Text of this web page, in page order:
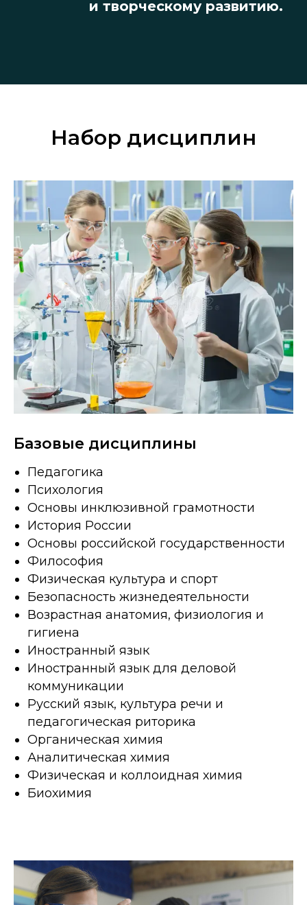
и творческому развитию.
Набор дисциплин
Базовые дисциплины
Педагогика
Психология
Основы инклюзивной грамотности
История России
Основы российской государственности
Философия
Физическая культура и спорт
Безопасность жизнедеятельности
Возрастная анатомия, физиология и
гигиена
Иностранный язык
Иностранный язык для деловой
коммуникации
Русский язык, культура речи и
педагогическая риторика
Органическая химия
Аналитическая химия
Физическая и коллоидная химия
Биохимия